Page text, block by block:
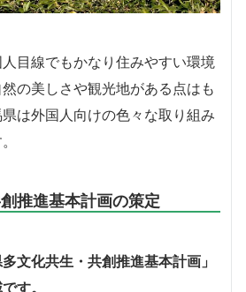
目線でもかなり住みやすい環境
の美しさや観光地がある点はも
は外国人向けの色々な取り組み
推進基本計画の策定
文化共生・共創推進基本計画」
す。